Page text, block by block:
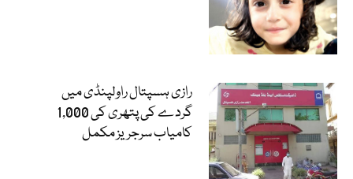
رازی ہسپتال راولپنڈی میں
گردے کی پتھری کی 1,000
کامیاب سرجریز مکمل